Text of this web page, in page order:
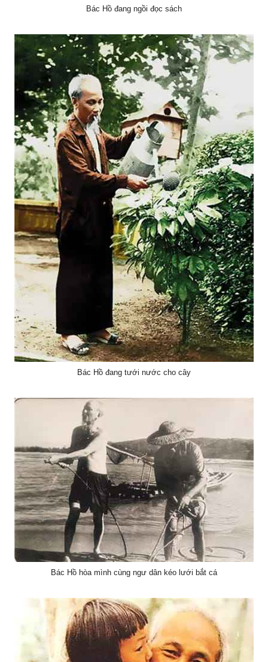
Bác Hồ đang ngồi đọc sách
Bác Hồ đang tưới nước cho cây
Bác Hồ hòa mình cùng ngư dân kéo lưới bắt cá